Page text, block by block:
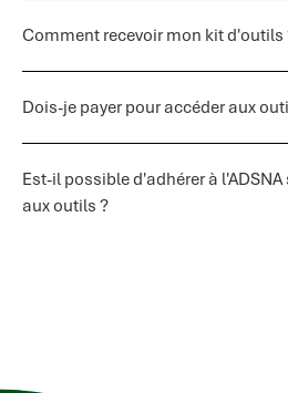
Comment recevoir mon kit d'outils
Dois-je payer pour accéder aux
Est-il possible d'adhérer à
aux outils ?